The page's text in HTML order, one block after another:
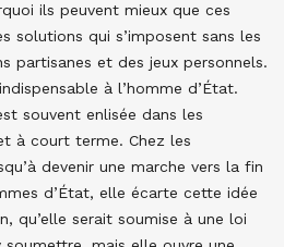
ils peuvent mieux que ces
solutions qui s’imposent sans les
partisanes et des jeux personnels.
à l’homme d’État.
souvent enlisée dans les
à court terme. Chez les
devenir une marche vers la fin
d’État, elle écarte cette idée
qu’elle serait soumise à une loi